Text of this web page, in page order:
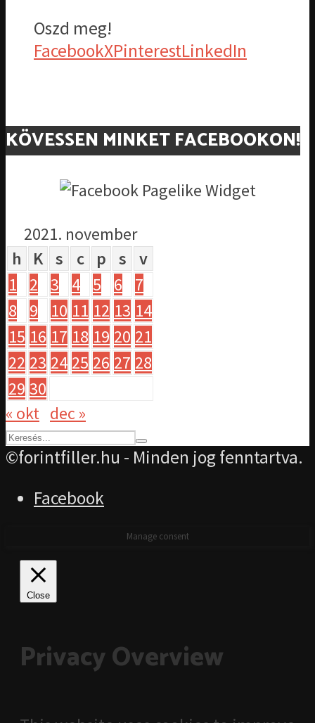
Oszd meg!
FacebookXPinterestLinkedIn
KÖVESSEN MINKET FACEBOOKON!
2021. november
h
K s c p s
v
1
2 3 4 5 6
7
8
9 10 11 12 13 14
15 16 17 18 19 20 21
22 23 24 25 26 27 28
29 30
« okt dec »
©forintfiller.hu - Minden jog fenntartva.
Facebook
Manage consent
Close
Privacy Overview